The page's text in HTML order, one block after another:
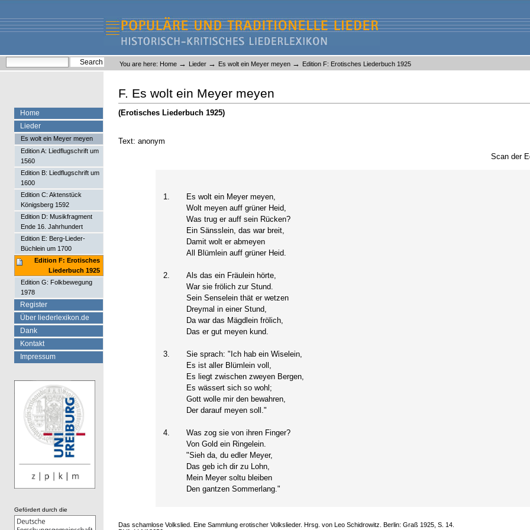
content.
navigation
Liederlexikon
Personal
tools
You are here: Home → Lieder → Es wolt ein Meyer meyen → Edition F: Erotisches Liederbuch 1925
F. Es wolt ein Meyer meyen
(Erotisches Liederbuch 1925)
Text: anonym
Scan der
1.
Es wolt ein Meyer meyen,
Wolt meyen auff grüner Heid,
Was trug er auff sein Rücken?
Ein Sänsslein, das war breit,
Damit wolt er abmeyen
All Blümlein auff grüner Heid.
2.
Als das ein Fräulein hörte,
War sie frölich zur Stund.
Sein Senselein thät er wetzen
Dreymal in einer Stund,
Da war das Mägdlein frölich,
Das er gut meyen kund.
3.
Sie sprach: "Ich hab ein Wiselein,
Es ist aller Blümlein voll,
Es liegt zwischen zweyen Bergen,
Es wässert sich so wohl;
Gott wolle mir den bewahren,
Der darauf meyen soll."
4.
Was zog sie von ihren Finger?
Von Gold ein Ringelein.
"Sieh da, du edler Meyer,
Das geb ich dir zu Lohn,
Mein Meyer soltu bleiben
Den gantzen Sommerlang."
Das schamlose Volkslied. Eine Sammlung erotischer Volkslieder. Hrsg. von Leo Schidrowitz. Berlin: Graß 1925, S. 14.
Home
Lieder
Es wolt ein Meyer meyen
Edition A: Liedflugschrift um
1560
Edition B: Liedflugschrift um
1600
Edition C: Aktenstück
Königsberg 1592
Edition D: Musikfragment
Ende 16. Jahrhundert
Edition E: Berg-Lieder-
Büchlein um 1700
Edition F: Erotisches
Liederbuch 1925
Edition G: Folkbewegung
1978
Register
Über liederlexikon.de
Dank
Kontakt
Impressum
Gefördert durch die